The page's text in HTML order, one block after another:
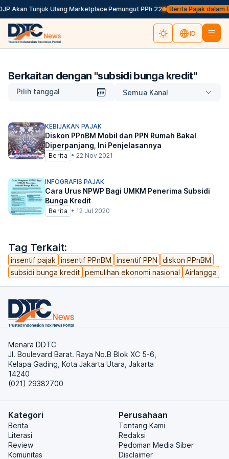
Akan Tunjuk Ulang Marketplace Pemungut PPh 22 Berita Pajak dalam
ID
Berkaitan dengan "subsidi bunga kredit"
Pilih tanggal Semua Kanal
Tag Terkait:
insentif pajak insentif PPnBM insentif PPN
diskon PPnBM
subsidi bunga kredit pemulihan ekonomi nasional Airlangga
KEBIJAKAN PAJAK
Diskon PPnBM Mobil dan PPN Rumah Bakal
Diperpanjang, Ini Penjelasannya
Berita • 22 Nov 2021
INFOGRAFIS PAJAK
Cara Urus NPWP Bagi UMKM Penerima Subsidi
Bunga Kredit
Berita • 12 Jul 2020
Menara DDTC
Jl. Boulevard Barat. Raya No.B Blok XC 5-6,
Kelapa Gading, Kota Jakarta Utara, Jakarta
14240
(021) 29382700
Kategori
Berita
Literasi
Review
Komunitas
Perusahaan
Tentang Kami
Redaksi
Pedoman Media Siber
Disclaimer